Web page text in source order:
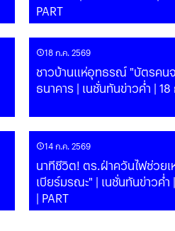
PART
18 ก.ค. 2569
ชาวบ้านแห่อุทธรณ์ "บัตรคน
ธนาคาร | เนชั่นทันข่าวค่ำ |
14 ก.ค. 2569
นาทีชีวิต! ตร.ฝ่าควันไฟช่วยเ
เบียร์มรณะ" | เนชั่นทันข่าวค่ำ | 14 ก.ค.69
| PART